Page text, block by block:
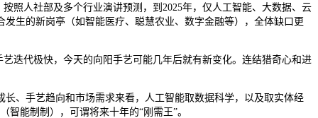
人社部及多个行业演讲预测，到2025年，仅人工智能、大数据、云
发生的新岗亭（如智能医疗、聪慧农业、数字金融等），全体缺口更
代极快，今天的向阳手艺可能几年后就有新变化。连结猎奇心和进
手艺趋向和市场需求来看，人工智能取数据科学，以及取实体经
智能制制），可谓将来十年的“刚需王”。